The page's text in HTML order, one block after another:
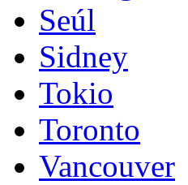
Seúl
Sidney
Tokio
Toronto
Vancouver